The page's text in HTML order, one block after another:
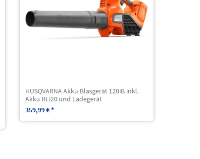
HUSQVARNA Akku Blasgerät 120iB inkl.
Akku BLi20 und Ladegerät
359,99 € *